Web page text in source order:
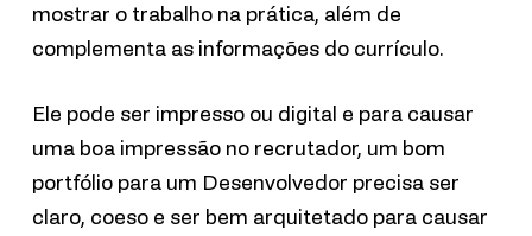
mostrar o trabalho na prática, além de
complementa as informações do currículo.
Ele pode ser impresso ou digital e para causar
uma boa impressão no recrutador, um bom
portfólio para um Desenvolvedor precisa ser
claro, coeso e ser bem arquitetado para causar